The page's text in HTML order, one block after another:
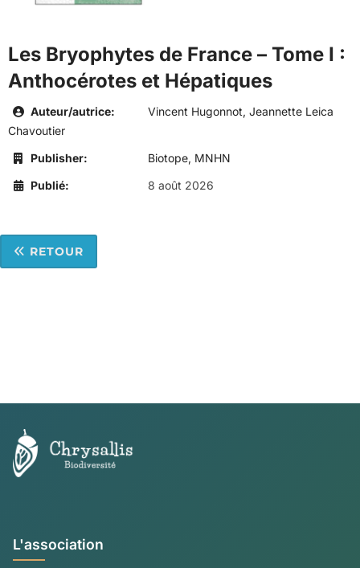
Les Bryophytes de France – Tome I :
Anthocérotes et Hépatiques
Auteur/autrice:
Vincent Hugonnot, Jeannette Leica
Chavoutier
Publisher:
Biotope, MNHN
Publié:
8 août 2026
RETOUR
L'association